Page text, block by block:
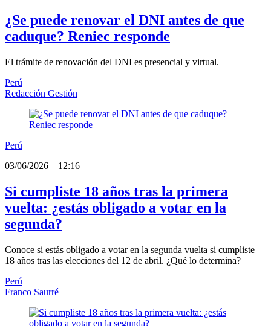
¿Se puede renovar el DNI antes de que
caduque? Reniec responde
El trámite de renovación del DNI es presencial y virtual.
Perú
Redacción Gestión
Perú
03/06/2026
12:16
Si cumpliste 18 años tras la primera
vuelta: ¿estás obligado a votar en la
segunda?
Conoce si estás obligado a votar en la segunda vuelta si cumpliste
18 años tras las elecciones del 12 de abril. ¿Qué lo determina?
Perú
Franco Saurré